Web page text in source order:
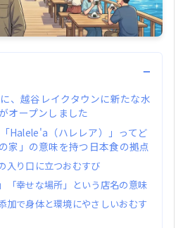
−
、越谷レイクタウンに新たな水
オープンしました
Halele'a（ハレレア）」ってど
家」の意味を持つ日本食の拠点
入り口に立つおむすび
「幸せな場所」という店名の意味
加で身体と環境にやさしいおむす